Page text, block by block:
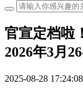
官宣定档啦
2026年3月
2025-08-28 17:24:08